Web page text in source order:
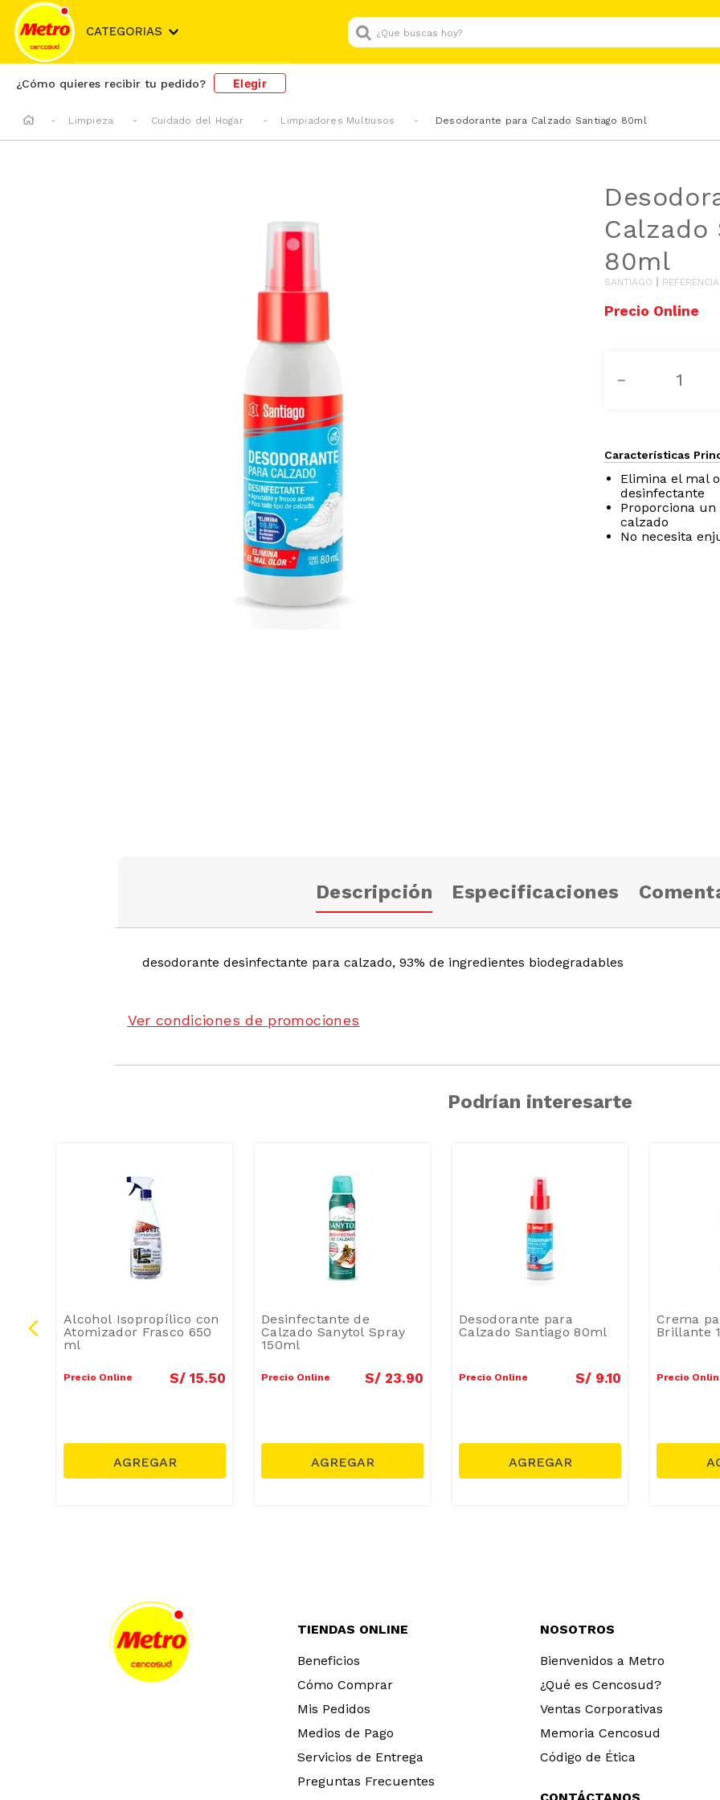
CATEGORIAS
¿Que buscas hoy?
¿Cómo quieres recibir tu pedido? Elegir
Limpieza Cuidado del Hogar Limpiadores Multiusos Desodorante para Calzado Santiago 80ml
Calzado
80ml
SANTIAGO REFERENCIA
－
Características
Elimina el mal
desinfectante
Proporciona
calzado
No necesita
Descripción Especificaciones
desodorante desinfectante para calzado, 93% de ingredientes biodegradables
Ver condiciones de promociones
Podrían interesarte
Alcohol Isopropílico con
Atomizador Frasco 650
ml
Precio Online S/ 15.50
Desinfectante de
Calzado Sanytol Spray
150ml
Precio Online S/ 23.90
Desodorante para
Calzado Santiago 80ml
Precio Online S/ 9.10
Crema
Brillante
Precio
TIENDAS ONLINE
Beneficios
Cómo Comprar
Mis Pedidos
Medios de Pago
Servicios de Entrega
Preguntas Frecuentes
NOSOTROS
Bienvenidos a Metro
¿Qué es Cencosud?
Ventas Corporativas
Memoria Cencosud
Código de Ética